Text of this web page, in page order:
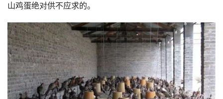
山鸡蛋绝对供不应求的。